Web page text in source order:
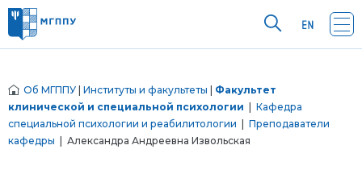
Об МГППУ Институты и факультеты
Факультет
клинической и специальной психологии
Кафедра
специальной психологии и реабилитологии
Преподаватели
кафедры | Александра Андреевна Извольская